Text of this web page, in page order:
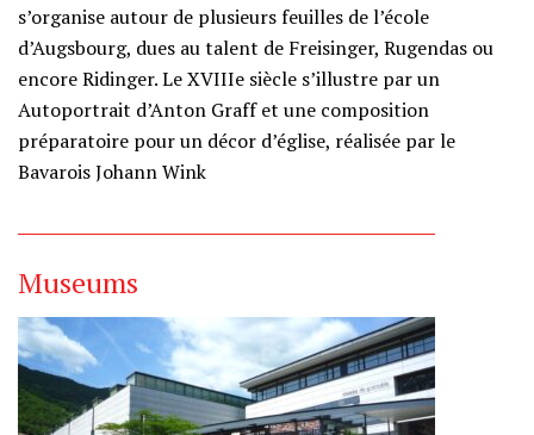
s’organise autour de plusieurs feuilles de l’école
d’Augsbourg, dues au talent de Freisinger, Rugendas ou
encore Ridinger. Le XVIIIe siècle s’illustre par un
Autoportrait d’Anton Graff et une composition
préparatoire pour un décor d’église, réalisée par le
Bavarois Johann Wink
Museums